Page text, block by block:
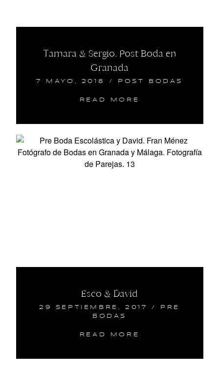
Tamara & Sergio. Post Boda en
Granada
7 MAYO, 2018 / POST BODAS
READ MORE
Esco & David
29 SEPTIEMBRE, 2017 /
PRE
BODAS
READ MORE